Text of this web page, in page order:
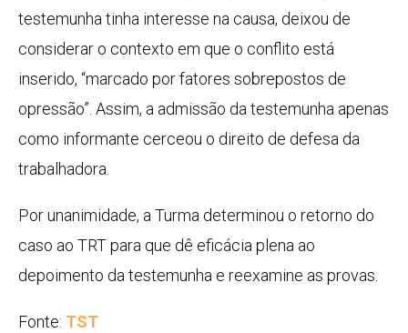
testemunha tinha interesse na causa, deixou de
considerar o contexto em que o conflito está
inserido, “marcado por fatores sobrepostos de
opressão”. Assim, a admissão da testemunha apenas
como informante cerceou o direito de defesa da
trabalhadora.
Por unanimidade, a Turma determinou o retorno do
caso ao TRT para que dê eficácia plena ao
depoimento da testemunha e reexamine as provas.
Fonte: TST